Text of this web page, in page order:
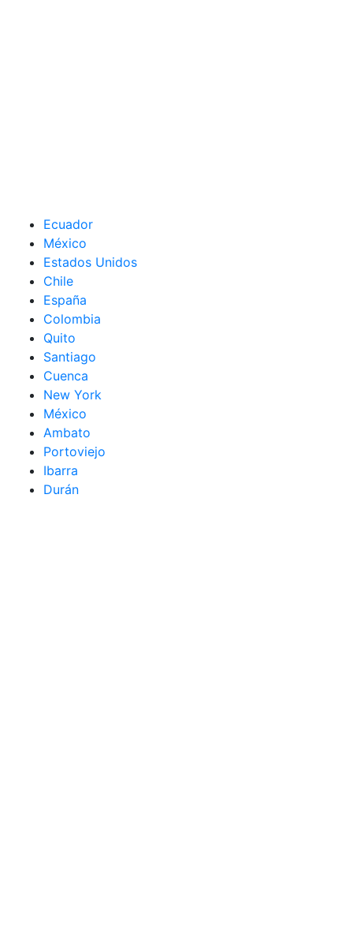
Ecuador
México
Estados Unidos
Chile
España
Colombia
Quito
Santiago
Cuenca
New York
México
Ambato
Portoviejo
Ibarra
Durán